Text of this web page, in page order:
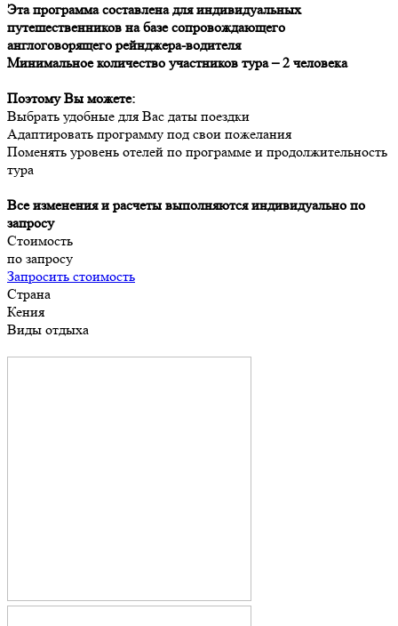
Эта программа составлена для индивидуальных
путешественников на базе сопровождающего
англоговорящего рейнджера-водителя
Минимальное количество участников тура – 2 человека
Поэтому Вы можете:
Выбрать удобные для Вас даты поездки
Адаптировать программу под свои пожелания
Поменять уровень отелей по программе и продолжительность
тура
Все изменения и расчеты выполняются индивидуально по
запросу
Стоимость
по запросу
Запросить стоимость
Страна
Кения
Виды отдыха